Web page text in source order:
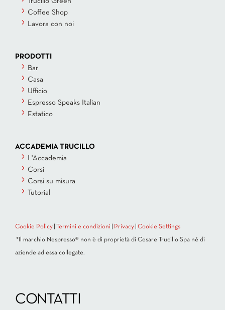
Coffee Shop
Lavora con noi
PRODOTTI
Bar
Casa
Ufficio
Espresso Speaks Italian
Estatico
ACCADEMIA TRUCILLO
L'Accademia
Corsi
Corsi su misura
Tutorial
Cookie Policy Termini e condizioni Privacy Cookie Settings
*Il marchio Nespresso® non è di proprietà di Cesare Trucillo Spa né di
aziende ad essa collegate.
CONTATTI